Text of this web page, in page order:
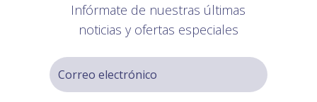
Infórmate de nuestras últimas
noticias y ofertas especiales